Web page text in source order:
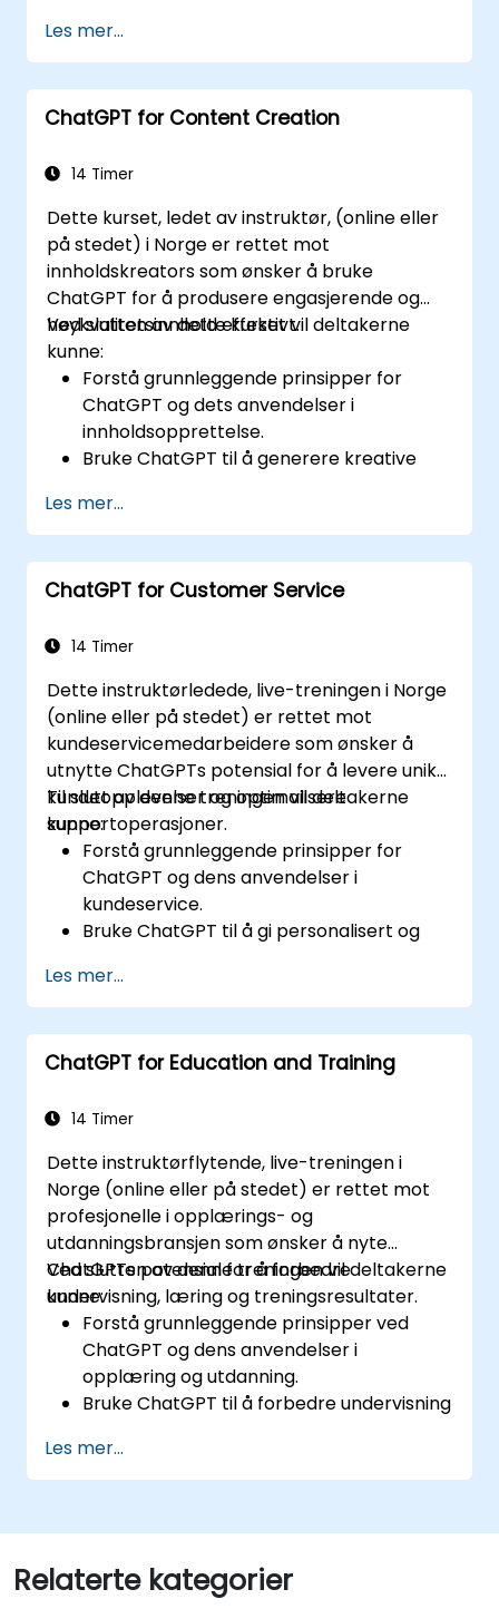
finansiell veiledning.
Automatisere rutinemessige
bankoppgaver ved hjelp av ChatGPT.
Implementere ChatGPT for overholdelse
Les mer...
ChatGPT for Content Creation
14 Timer
Dette kurset, ledet av instruktør, (online eller
på stedet) i Norge er rettet mot
innholdskreators som ønsker å bruke
ChatGPT for å produsere engasjerende og
høykvalitetsinnhold effektivt.
Ved slutten av dette kurset vil deltakerne
kunne:
Forstå grunnleggende prinsipper for
ChatGPT og dets anvendelser i
innholdsopprettelse.
Bruke ChatGPT til å generere kreative
Forbedre innholdskvalitet og relevans
med hjelp av ChatGPT.
Implementere beste praksis for bruk av
ChatGPT i
Les mer...
ChatGPT for Customer Service
14 Timer
Dette instruktørledede, live-treningen i Norge
(online eller på stedet) er rettet mot
kundeservicemedarbeidere som ønsker å
utnytte ChatGPTs potensial for å levere unike
kundeopplevelser og optimalisere
supportoperasjoner.
Til slutt av denne treningen vil deltakerne
kunne:
Forstå grunnleggende prinsipper for
ChatGPT og dens anvendelser i
kundeservice.
Bruke ChatGPT til å gi personalisert og
Utvikle automatiserte chatbots drivet av
ChatGPT for å håndtere
kundeforespørsler.
Implementere beste praksis for å utnytte
Les mer...
ChatGPT for Education and Training
14 Timer
Dette instruktørflytende, live-treningen i
Norge (online eller på stedet) er rettet mot
profesjonelle i opplærings- og
utdanningsbransjen som ønsker å nyte
ChatGPTs potensial for å forbedre
undervisning, læring og treningsresultater.
Ved slutten av denne treningen vil deltakerne
kunne:
Forstå grunnleggende prinsipper ved
ChatGPT og dens anvendelser i
opplæring og utdanning.
Bruke ChatGPT til å forbedre undervisning
Nyttiggjøre ChatGPT for personaliserte
læringserfaringer.
med ChatGPT.
Opprette tilpassede ChatGPT-modeller
for spesifikke opplærings- og
Les mer...
Relaterte kategorier